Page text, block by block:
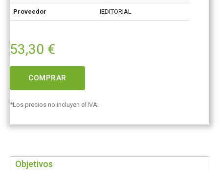
Proveedor IEDITORIAL
53,30 €
COMPRAR
*Los precios no incluyen el IVA.
Objetivos